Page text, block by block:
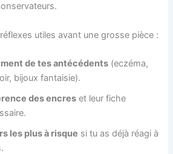
utiles avant une grosse pièce :
de tes antécédents (eczéma,
bijoux fantaisie).
des encres et leur fiche
les plus à risque si tu as déjà réagi à